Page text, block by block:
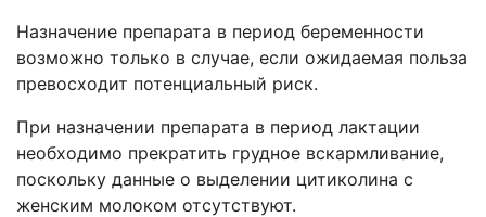
Назначение препарата в период беременности
возможно только в случае, если ожидаемая польза
превосходит потенциальный риск.
При назначении препарата в период лактации
необходимо прекратить грудное вскармливание,
поскольку данные о выделении цитиколина с
женским молоком отсутствуют.